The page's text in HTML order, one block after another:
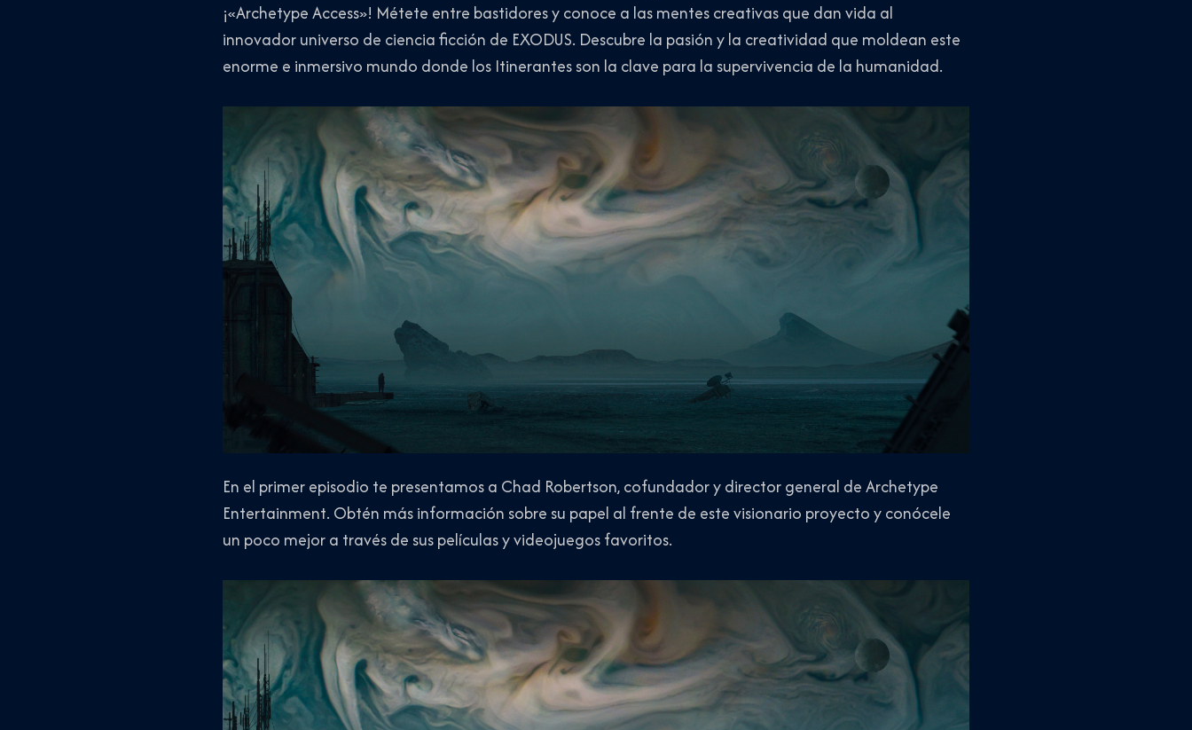
¡«Archetype Access»! Métete entre bastidores y conoce a las mentes creativas que dan vida al
innovador universo de ciencia ficción de EXODUS. Descubre la pasión y la creatividad que moldean este
enorme e inmersivo mundo donde los Itinerantes son la clave para la supervivencia de la humanidad.
En el primer episodio te presentamos a Chad Robertson, cofundador y director general de Archetype
Entertainment. Obtén más información sobre su papel al frente de este visionario proyecto y conócele
un poco mejor a través de sus películas y videojuegos favoritos.